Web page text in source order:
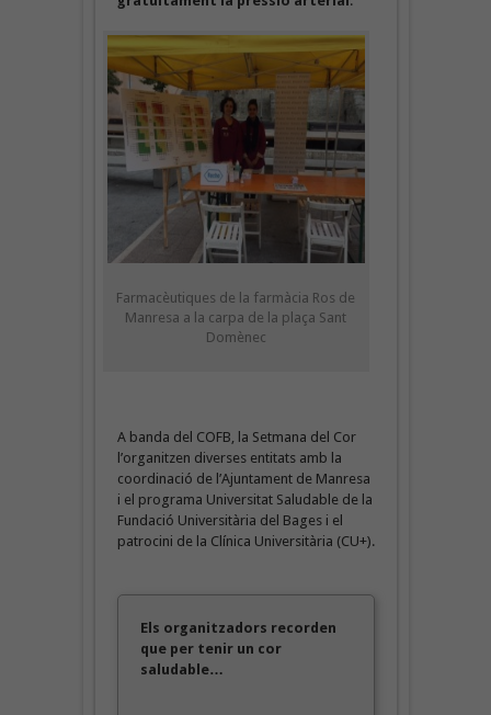
Farmacèutiques de la farmàcia Ros de
Manresa a la carpa de la plaça Sant
Domènec
A banda del COFB, la Setmana del Cor
l’organitzen diverses entitats amb la
coordinació de l’Ajuntament de Manresa
i el programa Universitat Saludable de la
Fundació Universitària del Bages i el
patrocini de la Clínica Universitària (CU+).
Els organitzadors recorden
que per tenir un cor
saludable…